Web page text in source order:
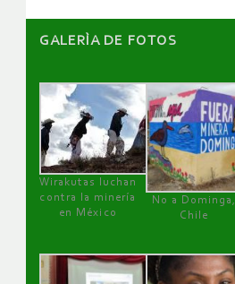
GALERÌA DE FOTOS
Wirakutas luchan
contra la minería
en México
No a Dominga,
Chile